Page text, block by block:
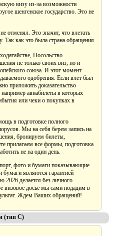
визу из-за возможности
шенгенское государство. Это не
отменял. Это значит, что влетать
Так как это была страна обращения
Посольство
не только своих виз, но и
союза. И этот момент
одобрения. Если влет был
приложить доказательство
авиабилеты в которых
или чеки о покупках в
в подготовке полного
Мы на себя берем запись на
бронируем билеты,
прилагаем все формы, подготовка
не на один день.
фото и бумаги показывающие
бумаги являются гарантией
2026 делается без личного
визовое досье мы сами подадим в
Ждем Ваших обращений!
(тип С)